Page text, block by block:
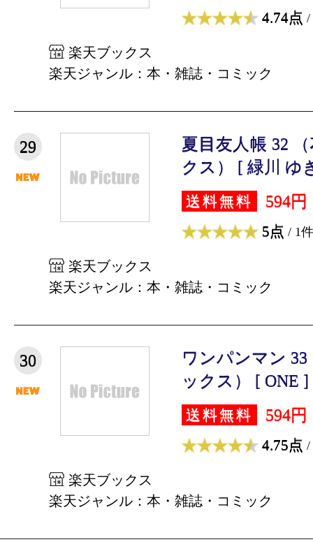
4.74点 /
楽天ブックス
楽天ジャンル：本・雑誌・コミック
29
夏目友人帳 32
クス） [ 緑川 ゆ
送料無料 594円
5点 / 1件
楽天ブックス
楽天ジャンル：本・雑誌・コミック
30
ワンパンマン
ックス） [ ONE ]
送料無料 594円
4.75点 /
楽天ブックス
楽天ジャンル：本・雑誌・コミック